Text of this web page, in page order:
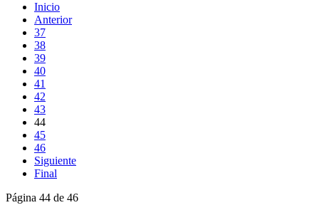
Inicio
Anterior
37
38
39
40
41
42
43
44
45
46
Siguiente
Final
Página 44 de 46